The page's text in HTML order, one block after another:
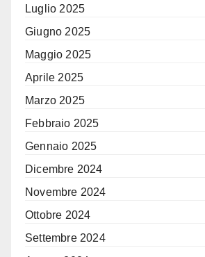
Luglio 2025
Giugno 2025
Maggio 2025
Aprile 2025
Marzo 2025
Febbraio 2025
Gennaio 2025
Dicembre 2024
Novembre 2024
Ottobre 2024
Settembre 2024